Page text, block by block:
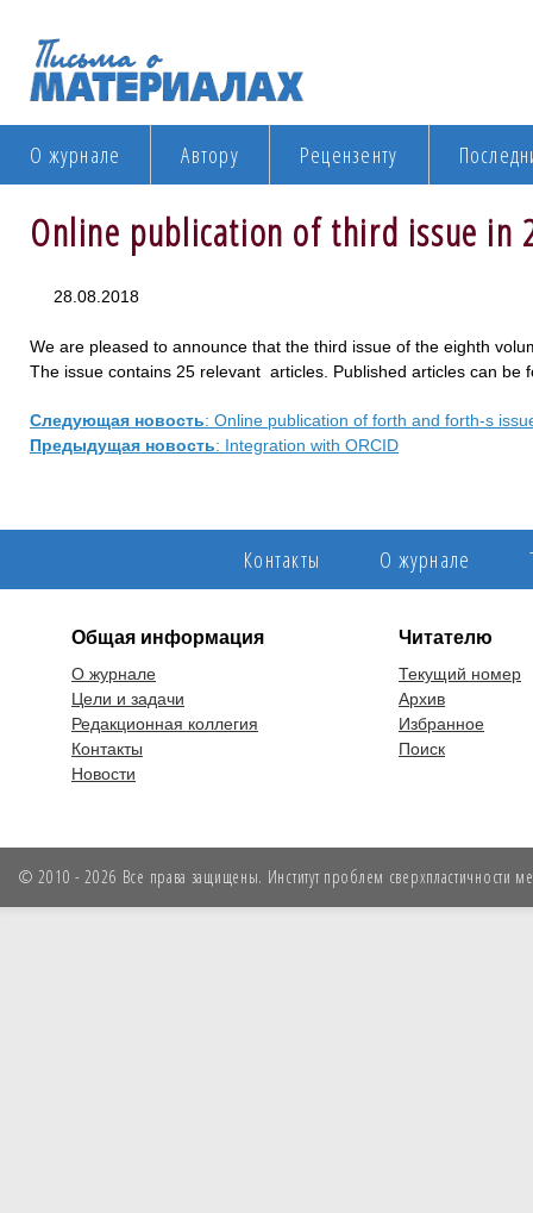
О журнале Автору Рецензенту
Online publication of third issue in
28.08.2018
We are pleased to announce that the third issue of the eighth
The issue contains 25 relevant articles. Published articles can be
Следующая новость: Online publication of forth and forth-s
Предыдущая новость: Integration with ORCID
Контакты О журнале
Общая информация
О журнале
Цели и задачи
Редакционная коллегия
Контакты
Новости
Читателю
Текущий номер
Архив
Избранное
Поиск
© 2010 - 2026 Все права защищены. Институт проблем сверхпластичности